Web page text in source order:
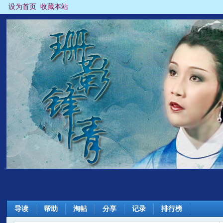
设为首页 收藏本站
导读 帮助 淘帖 分享 记录 排行榜